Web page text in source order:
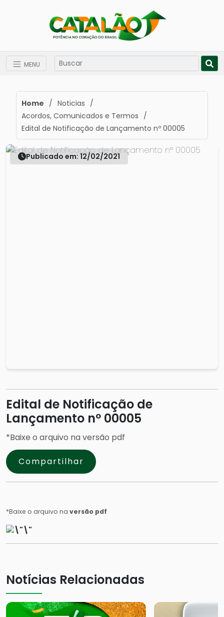
MENU
Home / Noticias /
Acordos, Comunicados e Termos /
Edital de Notificação de Lançamento nº 00005
Publicado em: 12/02/2021
Edital de Notificação de
Lançamento nº 00005
*Baixe o arquivo na versão pdf
Compartilhar
*Baixe o arquivo na versão pdf
Notícias Relacionadas